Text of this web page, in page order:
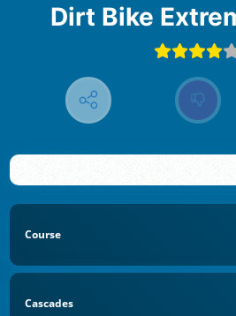
Dirt Bike
Course
Cascades